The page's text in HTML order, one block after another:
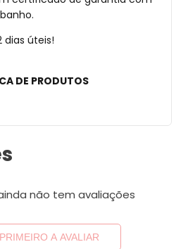
dias úteis!
DE PRODUTOS
não tem avaliações
A AVALIAR